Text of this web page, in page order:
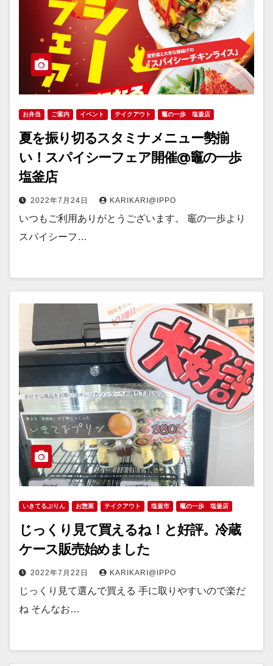
お弁当 ご案内 イベント テイクアウト 竈の一歩 塩釜店
夏を振り切るスタミナメニュー勢揃
い！スパイシーフェア開催@竈の一歩
塩釜店
2022年7月24日 KARIKARI@IPPO
いつもご利用ありがとうございます。 竈の一歩より
スパイシーフ…
いきてるぷりん お惣菜 テイクアウト 塩釜市 竈の一歩 塩釜店
じっくり見て買えるね！と好評。冷蔵
ケース販売始めました
2022年7月22日 KARIKARI@IPPO
じっくり見て選んで買える 手に取りやすいので楽だ
ね そんなお…